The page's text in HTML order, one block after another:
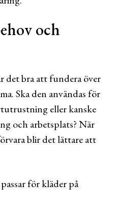
och
det bra att fundera över
Ska den användas för
eller kanske
och arbetsplats? När
blir det lättare att
passar för kläder på